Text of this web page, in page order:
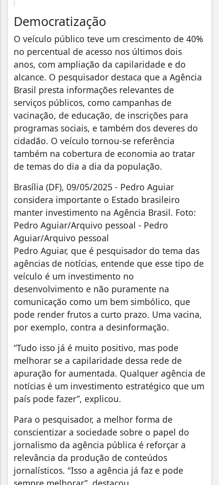
Democratização
O veículo público teve um crescimento de 40%
no percentual de acesso nos últimos dois
anos, com ampliação da capilaridade e do
alcance. O pesquisador destaca que a Agência
Brasil presta informações relevantes de
serviços públicos, como campanhas de
vacinação, de educação, de inscrições para
programas sociais, e também dos deveres do
cidadão. O veículo tornou-se referência
também na cobertura de economia ao tratar
de temas do dia a dia da população.
Brasília (DF), 09/05/2025 - Pedro Aguiar
considera importante o Estado brasileiro
manter investimento na Agência Brasil. Foto:
Pedro Aguiar/Arquivo pessoal - Pedro
Aguiar/Arquivo pessoal
Pedro Aguiar, que é pesquisador do tema das
agências de notícias, entende que esse tipo de
veículo é um investimento no
desenvolvimento e não puramente na
comunicação como um bem simbólico, que
pode render frutos a curto prazo. Uma vacina,
por exemplo, contra a desinformação.
“Tudo isso já é muito positivo, mas pode
melhorar se a capilaridade dessa rede de
apuração for aumentada. Qualquer agência de
notícias é um investimento estratégico que um
país pode fazer”, explicou.
Para o pesquisador, a melhor forma de
conscientizar a sociedade sobre o papel do
jornalismo da agência pública é reforçar a
relevância da produção de conteúdos
jornalísticos. "Isso a agência já faz e pode